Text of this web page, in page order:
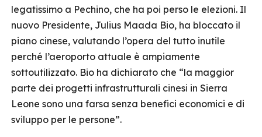
legatissimo a Pechino, che ha poi perso le elezioni. Il
nuovo Presidente, Julius Maada Bio, ha bloccato il
piano cinese, valutando l’opera del tutto inutile
perché l’aeroporto attuale è ampiamente
sottoutilizzato. Bio ha dichiarato che “la maggior
parte dei progetti infrastrutturali cinesi in Sierra
Leone sono una farsa senza benefici economici e di
sviluppo per le persone”.